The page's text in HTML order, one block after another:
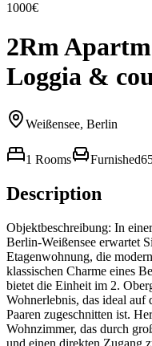
1000€
2Rm
Loggia &
Weißensee, Berlin
1 Rooms Furnished
Description
Objektbeschreibung: In
Berlin-Weißensee erwartet
Etagenwohnung, die
klassischen Charme eines
bietet die Einheit im 2.
Wohnerlebnis, das ideal auf
Paaren zugeschnitten ist.
Wohnzimmer, das durch
und einen direkten Zugang